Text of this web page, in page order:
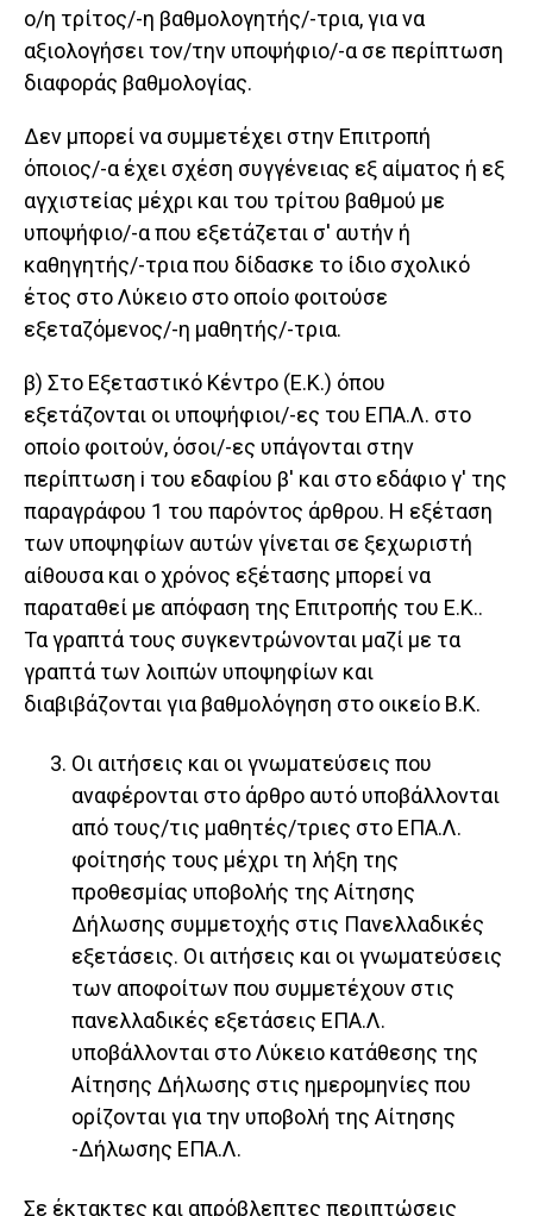
ο/η τρίτος/-η βαθμολογητής/-τρια, για να
αξιολογήσει τον/την υποψήφιο/-α σε περίπτωση
διαφοράς βαθμολογίας.
Δεν μπορεί να συμμετέχει στην Επιτροπή
όποιος/-α έχει σχέση συγγένειας εξ αίματος ή εξ
αγχιστείας μέχρι και του τρίτου βαθμού με
υποψήφιο/-α που εξετάζεται σ' αυτήν ή
καθηγητής/-τρια που δίδασκε το ίδιο σχολικό
έτος στο Λύκειο στο οποίο φοιτούσε
εξεταζόμενος/-η μαθητής/-τρια.
β) Στο Εξεταστικό Κέντρο (Ε.Κ.) όπου
εξετάζονται οι υποψήφιοι/-ες του ΕΠΑ.Λ. στο
οποίο φοιτούν, όσοι/-ες υπάγονται στην
περίπτωση i του εδαφίου β' και στο εδάφιο γ' της
παραγράφου 1 του παρόντος άρθρου. Η εξέταση
των υποψηφίων αυτών γίνεται σε ξεχωριστή
αίθουσα και ο χρόνος εξέτασης μπορεί να
παραταθεί με απόφαση της Επιτροπής του Ε.Κ..
Τα γραπτά τους συγκεντρώνονται μαζί με τα
γραπτά των λοιπών υποψηφίων και
διαβιβάζονται για βαθμολόγηση στο οικείο Β.Κ.
Οι αιτήσεις και οι γνωματεύσεις που
αναφέρονται στο άρθρο αυτό υποβάλλονται
από τους/τις μαθητές/τριες στο ΕΠΑ.Λ.
φοίτησής τους μέχρι τη λήξη της
προθεσμίας υποβολής της Αίτησης
Δήλωσης συμμετοχής στις Πανελλαδικές
εξετάσεις. Οι αιτήσεις και οι γνωματεύσεις
των αποφοίτων που συμμετέχουν στις
πανελλαδικές εξετάσεις ΕΠΑ.Λ.
υποβάλλονται στο Λύκειο κατάθεσης της
Αίτησης Δήλωσης στις ημερομηνίες που
ορίζονται για την υποβολή της Αίτησης
-Δήλωσης ΕΠΑ.Λ.
Σε έκτακτες και απρόβλεπτες περιπτώσεις